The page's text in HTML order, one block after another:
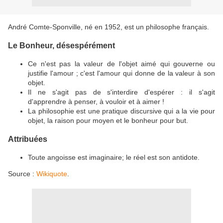
André Comte-Sponville, né en 1952, est un philosophe français.
Le Bonheur, désespérément
Ce n'est pas la valeur de l'objet aimé qui gouverne ou
justifie l'amour ; c'est l'amour qui donne de la valeur à son
objet.
Il ne s'agit pas de s'interdire d'espérer : il s'agit
d'apprendre à penser, à vouloir et à aimer !
La philosophie est une pratique discursive qui a la vie pour
objet, la raison pour moyen et le bonheur pour but.
Attribuées
Toute angoisse est imaginaire; le réel est son antidote.
Source : Wikiquote